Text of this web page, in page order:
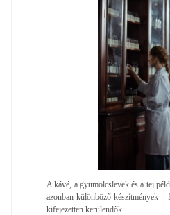
A kávé, a gyümölcslevek és a tej
azonban különböző készítmények
kifejezetten kerülendők.